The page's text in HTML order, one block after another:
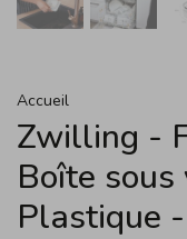
Accueil
Zwilling -
Boîte
Plastique